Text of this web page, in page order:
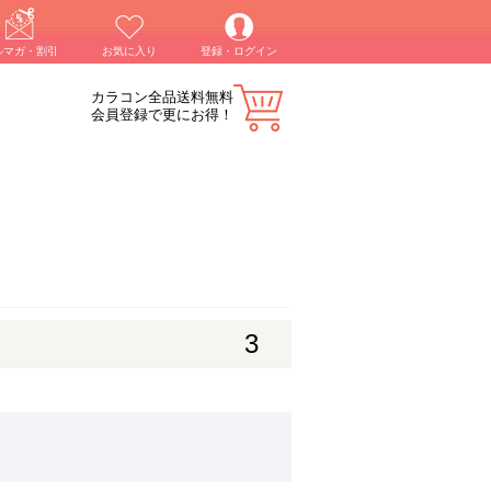
ガ・割引 お気に入り 登録・ログイン
カラコン全品送料無料
会員登録で更にお得！
3